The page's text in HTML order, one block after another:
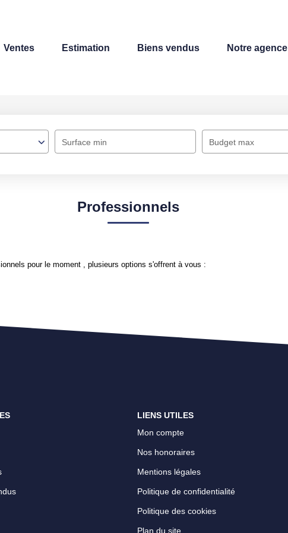
Ventes Estimation Biens vendus Notre agence
Surface min Budget max
Professionnels
pour le moment , plusieurs options s'offrent à vous :
LIENS UTILES
Mon compte
Nos honoraires
Mentions légales
Politique de confidentialité
Politique des cookies
Plan du site